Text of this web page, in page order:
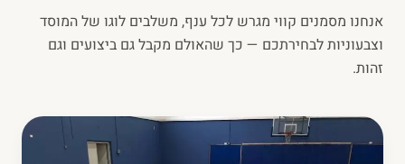
אנחנו מסמנים קווי מגרש לכל ענף, משלבים לוגו של המוסד
וצבעוניות לבחירתכם — כך שהאולם מקבל גם ביצועים וגם
זהות.